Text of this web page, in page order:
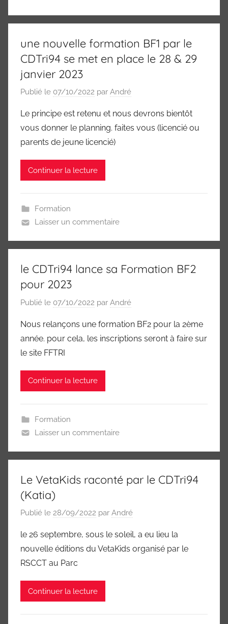
une nouvelle formation BF1 par le
CDTri94 se met en place le 28 & 29
janvier 2023
Publié le 07/10/2022 par André
Le principe est retenu et nous devrons bientôt
vous donner le planning. faites vous (licencié ou
parents de jeune licencié)
Continuer la lecture
Formation
Laisser un commentaire
le CDTri94 lance sa Formation BF2
pour 2023
Publié le 07/10/2022 par André
Nous relançons une formation BF2 pour la 2ème
année. pour cela, les inscriptions seront à faire sur
le site FFTRI
Continuer la lecture
Formation
Laisser un commentaire
Le VetaKids raconté par le CDTri94
(Katia)
Publié le 28/09/2022 par André
le 26 septembre, sous le soleil, a eu lieu la
nouvelle éditions du VetaKids organisé par le
RSCCT au Parc
Continuer la lecture